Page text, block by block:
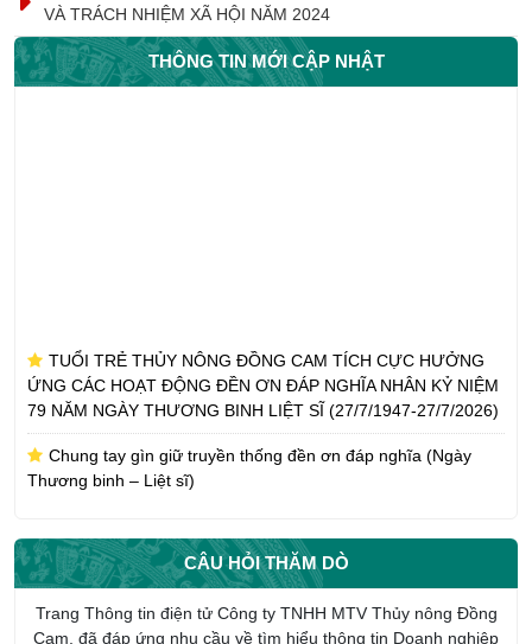
VÀ TRÁCH NHIỆM XÃ HỘI NĂM 2024
THÔNG TIN MỚI CẬP NHẬT
TUỔI TRẺ THỦY NÔNG ĐỒNG CAM TÍCH CỰC HƯỞNG
ỨNG CÁC HOẠT ĐỘNG ĐỀN ƠN ĐÁP NGHĨA NHÂN KỶ NIỆM
79 NĂM NGÀY THƯƠNG BINH LIỆT SĨ (27/7/1947-27/7/2026)
Thương binh – Liệt sĩ)
PHỤNG DƯỠNG SUỐT ĐỜI MẸ VIỆT NAM ANH HÙNG TRẦN
THỊ AN
CHI ĐOÀN CÔNG TY TNHH MTV THỦY NÔNG ĐỒNG CAM
HƯỞNG ỨNG THÁNG CÔNG NHÂN NĂM 2026
CÂU HỎI THĂM DÒ
Trang Thông tin điện tử Công ty TNHH MTV Thủy nông Đồng
Cam, đã đáp ứng nhu cầu về tìm hiểu thông tin Doanh nghiệp